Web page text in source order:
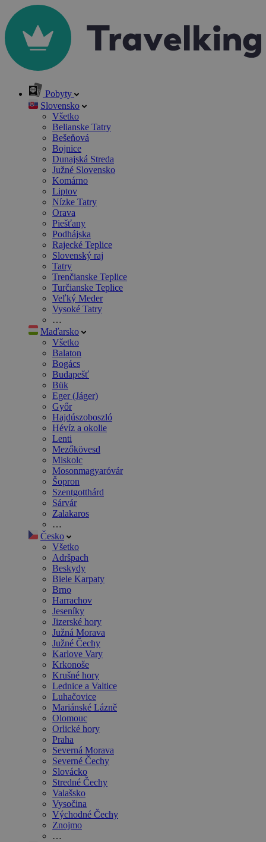
Pobyty
Slovensko
Všetko
Belianske Tatry
Bešeňová
Bojnice
Dunajská Streda
Južné Slovensko
Komárno
Liptov
Nízke Tatry
Orava
Piešťany
Podhájska
Rajecké Teplice
Slovenský raj
Tatry
Trenčianske Teplice
Turčianske Teplice
Veľký Meder
Vysoké Tatry
…
Maďarsko
Všetko
Balaton
Bogács
Budapešť
Bük
Eger (Jáger)
Győr
Hajdúszoboszló
Hévíz a okolie
Lenti
Mezőkövesd
Miskolc
Mosonmagyaróvár
Šopron
Szentgotthárd
Sárvár
Zalakaros
…
Česko
Všetko
Adršpach
Beskydy
Biele Karpaty
Brno
Harrachov
Jeseníky
Jizerské hory
Južná Morava
Južné Čechy
Karlove Vary
Krkonoše
Krušné hory
Lednice a Valtice
Luhačovice
Mariánské Lázně
Olomouc
Orlické hory
Praha
Severná Morava
Severné Čechy
Slovácko
Stredné Čechy
Valašsko
Vysočina
Východné Čechy
Znojmo
…